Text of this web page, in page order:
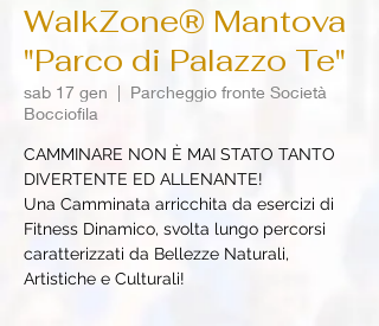
WalkZone® Mantova
"Parco di Palazzo Te"
sab 17 gen
  |
Parcheggio fronte Società
Bocciofila
CAMMINARE NON È MAI STATO TANTO
DIVERTENTE ED ALLENANTE!
Una Camminata arricchita da esercizi di
Fitness Dinamico, svolta lungo percorsi
caratterizzati da Bellezze Naturali,
Artistiche e Culturali!